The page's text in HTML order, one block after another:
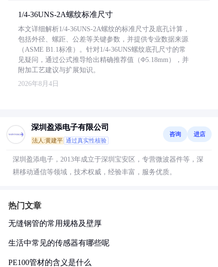
1/4-36UNS-2A螺纹标准尺寸
本文详细解析1/4-36UNS-2A螺纹的标准尺寸及底孔计算，
包括外径、螺距、公差等关键参数，并提供专业数据来源
（ASME B1.1标准）。针对1/4-36UNS螺纹底孔尺寸的常
见疑问，通过公式推导给出精确推荐值（Φ5.18mm），并
附加工艺建议与扩展知识。
2026年8月4日
深圳盈添电子有限公司
法人:黄建平 通过真实性核验
咨询 进店
深圳盈添电子，2013年成立于深圳宝安区，专营微波器件等，深
耕移动通信等领域，技术权威，经验丰富，服务优质。
热门文章
无缝钢管的常用规格及壁厚
生活中常见的传感器有哪些呢
PE100管材的含义是什么